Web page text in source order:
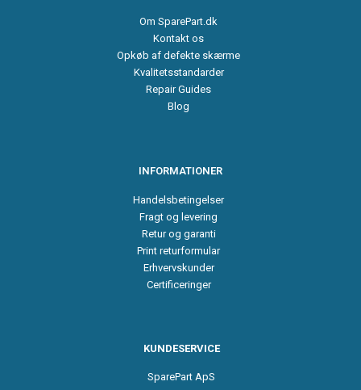
Om SparePart.dk
Kontakt os
Opkøb af defekte skærme
Kvalitetsstandarder
Repair Guides
Blog
INFORMATIONER
Handelsbetingelser
Fragt og levering
Retur og garanti
Print returformular
Erhvervskunder
Certificeringer
KUNDESERVICE
SparePart ApS